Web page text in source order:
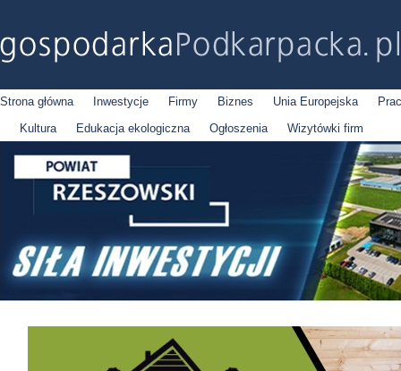
Strona główna Inwestycje Firmy Biznes Unia Europejska
Kultura
Edukacja ekologiczna Ogłoszenia Wizytówki firm